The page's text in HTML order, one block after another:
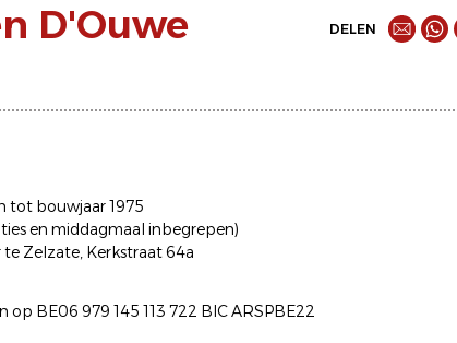
D'Ouwe
DELEN
tot bouwjaar 1975
en middagmaal inbegrepen)
Zelzate, Kerkstraat 64a
BE06 979 145 113 722 BIC ARSPBE22